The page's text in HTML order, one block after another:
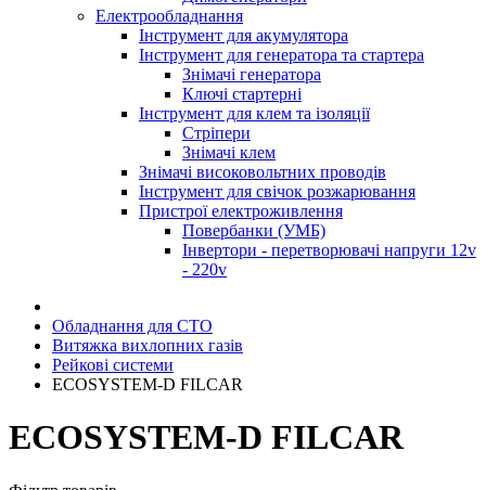
Електрообладнання
Інструмент для акумулятора
Інструмент для генератора та стартера
Знімачі генератора
Ключі стартерні
Інструмент для клем та ізоляції
Стріпери
Знімачі клем
Знімачі високовольтних проводів
Інструмент для свічок розжарювання
Пристрої електроживлення
Повербанки (УМБ)
Інвертори - перетворювачі напруги 12v
- 220v
Обладнання для СТО
Витяжка вихлопних газів
Рейкові системи
ECOSYSTEM-D FILCAR
ECOSYSTEM-D FILCAR